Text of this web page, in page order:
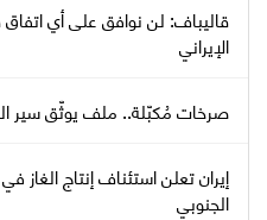
قاليباف: لن نوافق على أي
الإيراني
صرخات مُكبّلة.. ملف يوثّق سير
إيران تعلن استئناف إنتاج
الجنوبي